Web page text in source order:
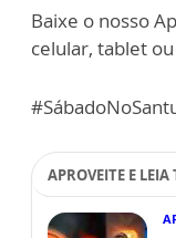
Baixe o nosso
celular, tablet
APROVEITE E